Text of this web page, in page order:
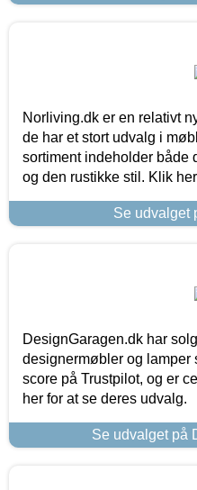
Norliving.dk er en relativt
de har et stort udvalg i
sortiment indeholder både
og den rustikke stil. Klik
Se udvalget
DesignGaragen.dk har
designermøbler og lamper
score på Trustpilot, og er
her for at se deres udvalg.
Se udvalget på